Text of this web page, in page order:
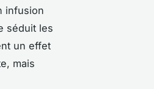
infusion
séduit les
un effet
mais